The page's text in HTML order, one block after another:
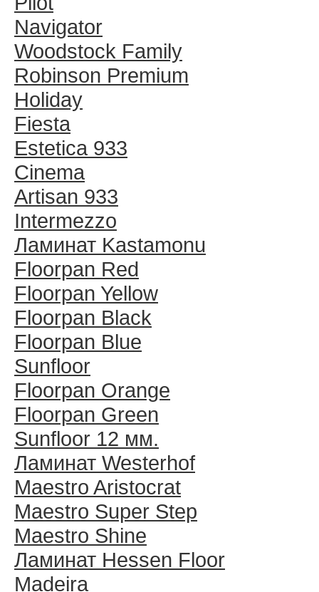
Navigator
Woodstock Family
Robinson Premium
Holiday
Fiesta
Estetica 933
Cinema
Artisan 933
Intermezzo
Ламинат Kastamonu
Floorpan Red
Floorpan Yellow
Floorpan Black
Floorpan Blue
Sunfloor
Floorpan Orange
Floorpan Green
Sunfloor 12 мм.
Ламинат Westerhof
Maestro Aristocrat
Maestro Super Step
Maestro Shine
Ламинат Hessen Floor
Madeira